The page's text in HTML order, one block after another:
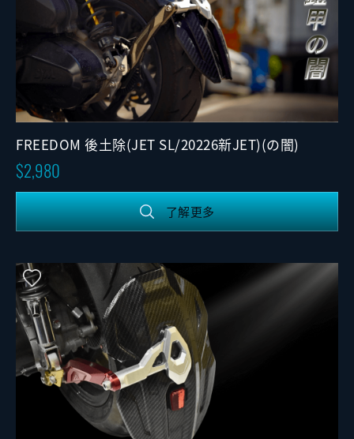
FREEDOM 後土除(JET SL/20226新JET)(の闇)
2,980
了解更多